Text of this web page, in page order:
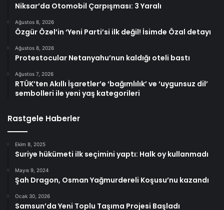
Niksar’da Otomobil Çarpışması: 3 Yaralı
Ağustos 8, 2026
Özgür Özel’in ‘Yeni Parti’si ilk değil! İsimde Özal detayı
Ağustos 8, 2026
Protestocular Netanyahu’nun kaldığı oteli bastı
Ağustos 7, 2026
RTÜK’ten Akıllı İşaretler’e ‘bağımlılık’ ve ‘uygunsuz dil’
sembolleri ile yeni yaş kategorileri
Rastgele Haberler
Ekim 8, 2025
Suriye hükümeti ilk seçimini yaptı: Halk oy kullanmadı
Mayıs 9, 2024
Şah Dragon, Osman Yağmurdereli Koşusu’nu kazandı
Ocak 30, 2026
Samsun’da Yeni Toplu Taşıma Projesi Başladı